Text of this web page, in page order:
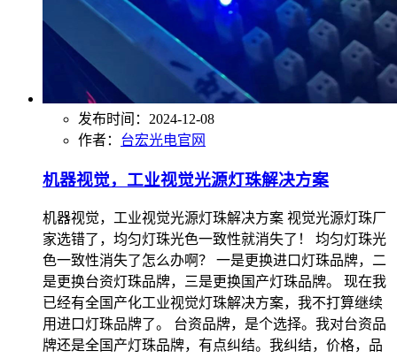
发布时间：2024-12-08
作者： 台宏光电官网
机器视觉，工业视觉光源灯珠解决方案
机器视觉，工业视觉光源灯珠解决方案 视觉光源灯珠厂
家选错了，均匀灯珠光色一致性就消失了！ 均匀灯珠光
色一致性消失了怎么办啊？ 一是更换进口灯珠品牌，二
是更换台资灯珠品牌，三是更换国产灯珠品牌。 现在我
已经有全国产化工业视觉灯珠解决方案，我不打算继续
用进口灯珠品牌了。 台资品牌，是个选择。我对台资品
牌还是全国产灯珠品牌，有点纠结。我纠结，价格，品